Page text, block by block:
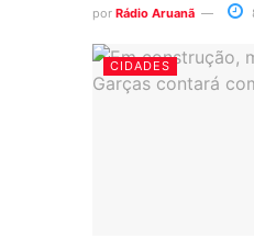
por Rádio Aruanã
CIDADES